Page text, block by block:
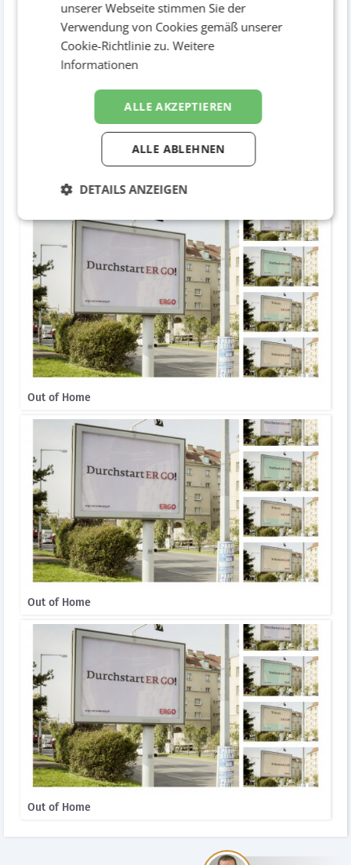
Out of Home
Out of Home
Out of Home
Out of Home
unserer Webseite stimmen Sie der
Verwendung von Cookies gemäß unserer
Cookie-Richtlinie zu.Weitere
Informationen
ALLE AKZEPTIEREN
ALLE ABLEHNEN
DETAILS ANZEIGEN